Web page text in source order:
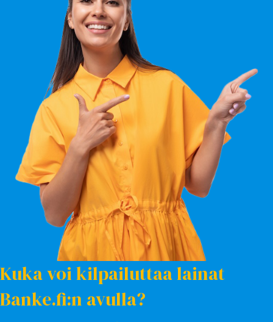
Kuka voi kilpailuttaa lainat
Banke.fi:n avulla?